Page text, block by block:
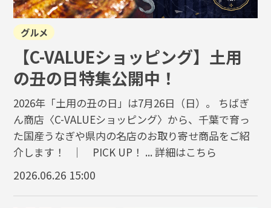
グルメ
【C-VALUEショッピング】土用
の丑の日特集公開中！
2026年「土用の丑の日」は7月26日（日）。 ちばぎ
ん商店〈C-VALUEショッピング〉から、千葉で育っ
た国産うなぎや県内の名店のお取り寄せ商品をご紹
介します！ ｜ PICK UP！ ...詳細はこちら
2026.06.26 15:00